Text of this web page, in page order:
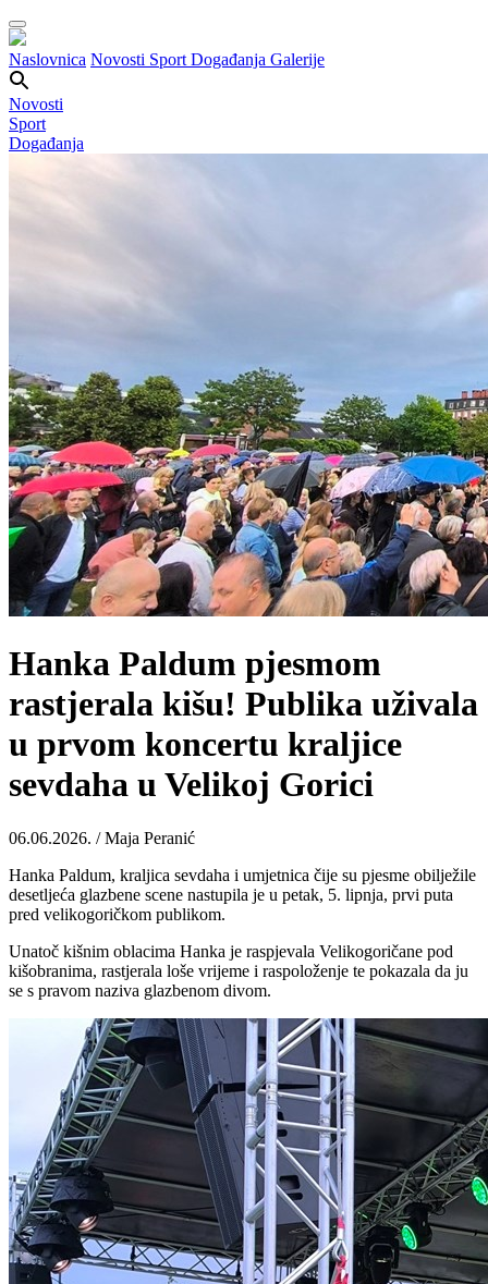
Naslovnica Novosti Sport Događanja Galerije
Novosti
Sport
Događanja
Hanka Paldum pjesmom
rastjerala kišu! Publika uživala
u prvom koncertu kraljice
sevdaha u Velikoj Gorici
06.06.2026. / Maja Peranić
Hanka Paldum, kraljica sevdaha i umjetnica čije su pjesme obilježile
desetljeća glazbene scene nastupila je u petak, 5. lipnja, prvi puta
pred velikogoričkom publikom.
Unatoč kišnim oblacima Hanka je raspjevala Velikogoričane pod
kišobranima, rastjerala loše vrijeme i raspoloženje te pokazala da ju
se s pravom naziva glazbenom divom.